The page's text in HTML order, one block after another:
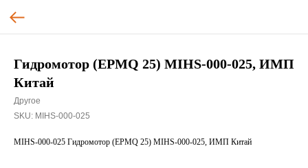
Гидромотор (EPMQ 25) MIHS-000-025, ИМП
Китай
Другое
SKU: MIHS-000-025
MIHS-000-025 Гидромотор (EPMQ 25) MIHS-000-025, ИМП Китай